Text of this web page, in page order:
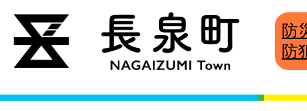
防
防